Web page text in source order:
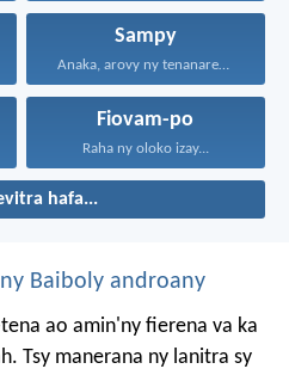
Sampy
Anaka, arovy ny tenanareo...
Fiovam-po
Raha ny oloko izay...
hafa...
Baiboly androany
ao amin'ny fierena va ka
Tsy manerana ny lanitra sy